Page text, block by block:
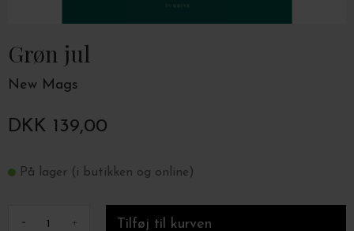
Grøn jul
New Mags
DKK 139,00
På lager (i butikken og online)
- +